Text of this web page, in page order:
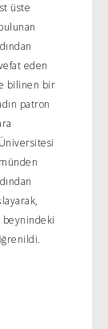
üste
eden
bilinen bir
patron
beynindeki